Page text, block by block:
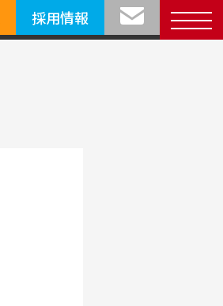
採用情報